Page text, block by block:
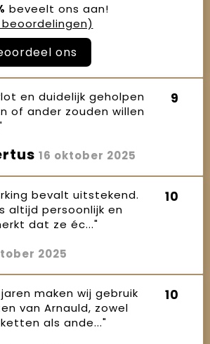
beveelt ons aan!
beoordelingen)
ons
en duidelijk geholpen
of ander zouden willen
9
16 oktober 2025
bevalt uitstekend.
altijd persoonlijk en
dat ze éc..."
10
2025
maken wij gebruik
van Arnauld, zowel
als ande..."
10